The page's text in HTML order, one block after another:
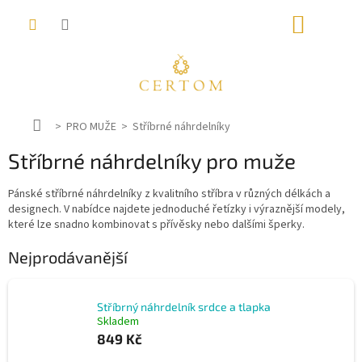
D
m
PRO MUŽE Stříbrné náhrdelníky
Stříbrné náhrdelníky pro muže
Pánské stříbrné náhrdelníky z kvalitního stříbra v různých délkách a
designech. V nabídce najdete jednoduché řetízky i výraznější modely,
které lze snadno kombinovat s přívěsky nebo dalšími šperky.
Nejprodávanější
Stříbrný náhrdelník srdce a tlapka
Skladem
849 Kč